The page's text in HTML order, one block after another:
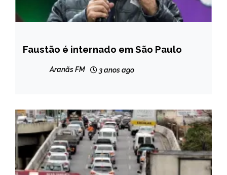
ENTRETENIMENTO
NOTÍCIAS
Faustão é internado em São Paulo
Aranãs FM 3 anos ago